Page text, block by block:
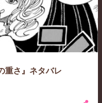
重さ』ネタバレ